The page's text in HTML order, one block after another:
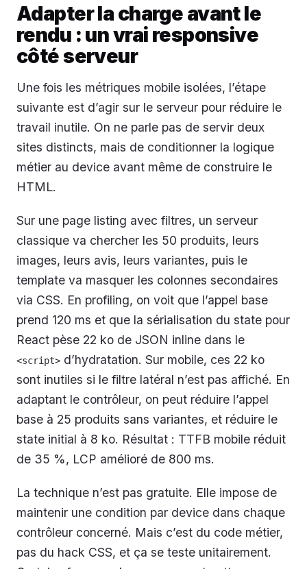
Adapter la charge avant le
rendu : un vrai responsive
côté serveur
Une fois les métriques mobile isolées, l’étape
suivante est d’agir sur le serveur pour réduire le
travail inutile. On ne parle pas de servir deux
sites distincts, mais de conditionner la logique
métier au device avant même de construire le
HTML.
Sur une page listing avec filtres, un serveur
classique va chercher les 50 produits, leurs
images, leurs avis, leurs variantes, puis le
template va masquer les colonnes secondaires
via CSS. En profiling, on voit que l’appel base
prend 120 ms et que la sérialisation du state pour
React pèse 22 ko de JSON inline dans le
<script> d’hydratation. Sur mobile, ces 22 ko
sont inutiles si le filtre latéral n’est pas affiché. En
adaptant le contrôleur, on peut réduire l’appel
base à 25 produits sans variantes, et réduire le
state initial à 8 ko. Résultat : TTFB mobile réduit
de 35 %, LCP amélioré de 800 ms.
La technique n’est pas gratuite. Elle impose de
maintenir une condition par device dans chaque
contrôleur concerné. Mais c’est du code métier,
pas du hack CSS, et ça se teste unitairement.